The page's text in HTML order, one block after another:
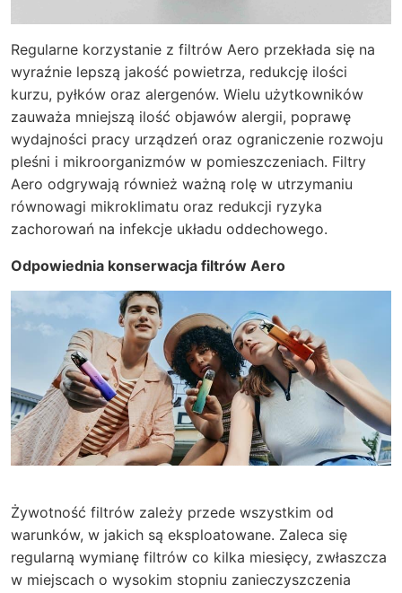
Regularne korzystanie z filtrów Aero przekłada się na
wyraźnie lepszą jakość powietrza, redukcję ilości
kurzu, pyłków oraz alergenów. Wielu użytkowników
zauważa mniejszą ilość objawów alergii, poprawę
wydajności pracy urządzeń oraz ograniczenie rozwoju
pleśni i mikroorganizmów w pomieszczeniach. Filtry
Aero odgrywają również ważną rolę w utrzymaniu
równowagi mikroklimatu oraz redukcji ryzyka
zachorowań na infekcje układu oddechowego.
Odpowiednia konserwacja filtrów Aero
Żywotność filtrów zależy przede wszystkim od
warunków, w jakich są eksploatowane. Zaleca się
regularną wymianę filtrów co kilka miesięcy, zwłaszcza
w miejscach o wysokim stopniu zanieczyszczenia